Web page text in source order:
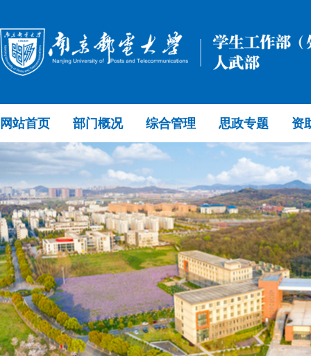
网站首页 部门概况 综合管理 思政专题 资